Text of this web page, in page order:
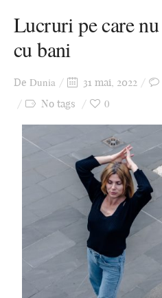
Lucruri pe care
cu bani
De Dunia 31 mai, 2022
No tags 0